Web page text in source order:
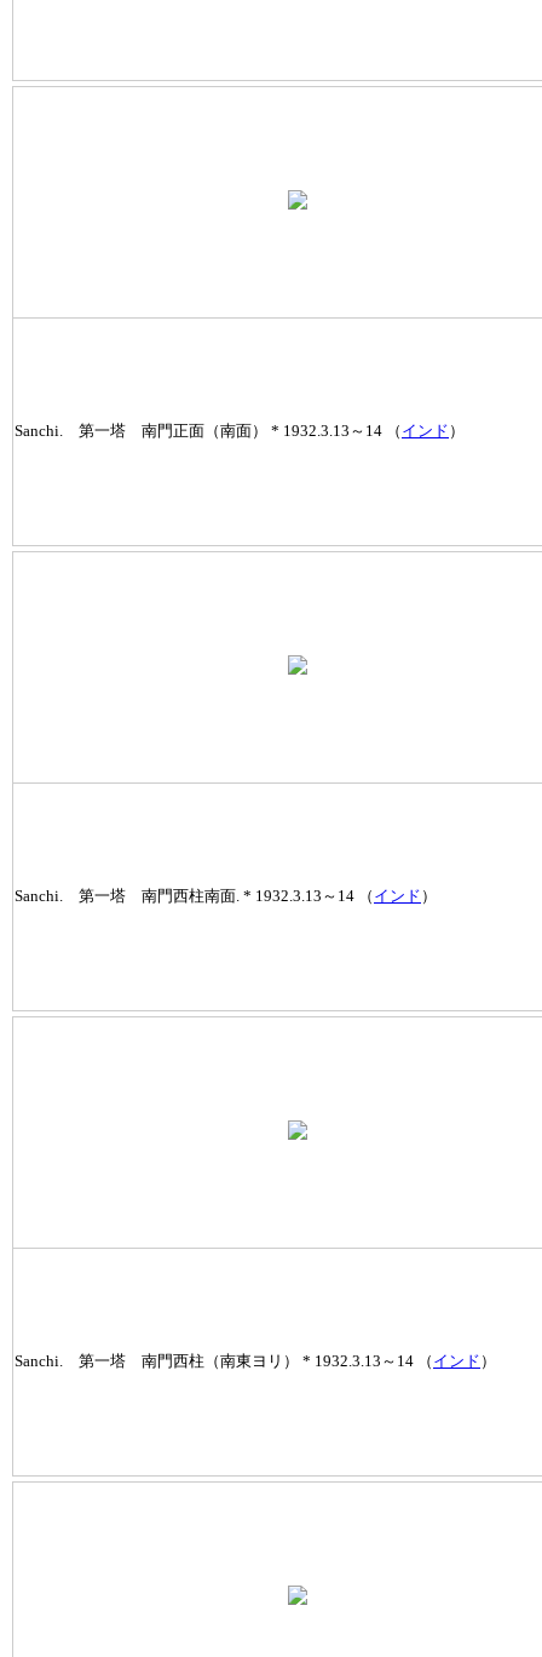
Sanchi. 第一塔 南門正面（南面） * 1932.3.13～14 （ インド ）
Sanchi. 第一塔 南門西柱南面. * 1932.3.13～14 （ インド ）
Sanchi. 第一塔 南門西柱（南東ヨリ） * 1932.3.13～14 （ インド ）